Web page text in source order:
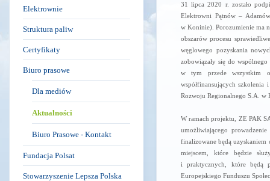
Elektrownie
Struktura paliw
Certyfikaty
Biuro prasowe
Dla mediów
Aktualności
Biuro Prasowe - Kontakt
Fundacja Polsat
Stowarzyszenie Lepsza Polska
31 lipca 2020 r. zostało
Elektrowni Pątnów –
w Koninie). Porozumienie ma
obszarów procesu
węglowego pozyskania
zobowiązały się do
w tym przede wszystkim
współfinansujących
Rozwoju Regionalnego S.A. w
W ramach projektu, ZE PAK
umożliwiającego
finalizowane będą
miejscem, które będzie
i praktycznych, które będą
Europejskiego Funduszu